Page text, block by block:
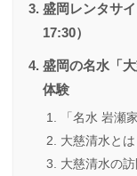
盛岡レンタサ
17:30）
盛岡の名水「
体験
「名水 岩瀬
大慈清水とは
大慈清水の